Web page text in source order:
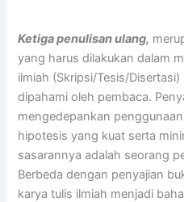
Ketiga penulisan ulang,
yang harus dilakukan dalam
ilmiah (Skripsi/Tesis/
dipahami oleh pembaca.
mengedepankan
hipotesis yang kuat serta
sasarannya adalah seorang
Berbeda dengan penyajian
karya tulis ilmiah menjadi